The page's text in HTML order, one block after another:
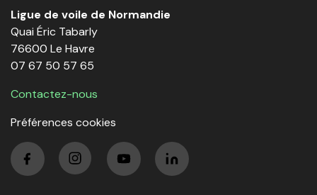
Ligue de voile de Normandie
Quai Éric Tabarly
76600 Le Havre
07 67 50 57 65
Contactez-nous
Préférences cookies